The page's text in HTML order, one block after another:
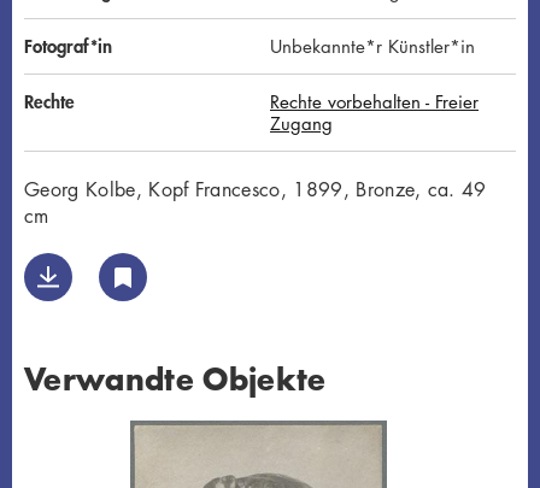
Fotograf*in Unbekannte*r Künstler*in
Rechte
Rechte vorbehalten - Freier
Zugang
Georg Kolbe, Kopf Francesco, 1899, Bronze, ca. 49
cm
Verwandte Objekte